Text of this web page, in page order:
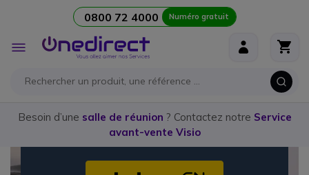
0800 72 4000 Numéro gratuit
Affichage
navigation
Besoin d’une salle de réunion ? Contactez notre Service
avant-vente Visio